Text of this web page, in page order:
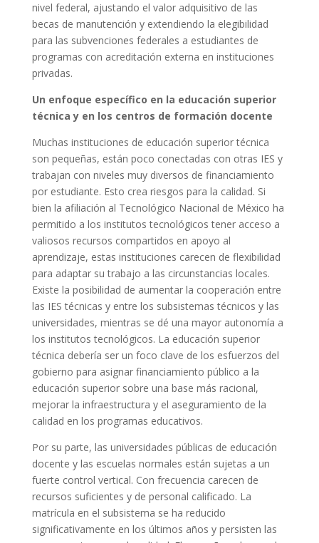
nivel federal, ajustando el valor adquisitivo de las
becas de manutención y extendiendo la elegibilidad
para las subvenciones federales a estudiantes de
programas con acreditación externa en instituciones
privadas.
Un enfoque específico en la educación superior
técnica y en los centros de formación docente
Muchas instituciones de educación superior técnica
son pequeñas, están poco conectadas con otras IES y
trabajan con niveles muy diversos de financiamiento
por estudiante. Esto crea riesgos para la calidad. Si
bien la afiliación al Tecnológico Nacional de México ha
permitido a los institutos tecnológicos tener acceso a
valiosos recursos compartidos en apoyo al
aprendizaje, estas instituciones carecen de flexibilidad
para adaptar su trabajo a las circunstancias locales.
Existe la posibilidad de aumentar la cooperación entre
las IES técnicas y entre los subsistemas técnicos y las
universidades, mientras se dé una mayor autonomía a
los institutos tecnológicos. La educación superior
técnica debería ser un foco clave de los esfuerzos del
gobierno para asignar financiamiento público a la
educación superior sobre una base más racional,
mejorar la infraestructura y el aseguramiento de la
calidad en los programas educativos.
Por su parte, las universidades públicas de educación
docente y las escuelas normales están sujetas a un
fuerte control vertical. Con frecuencia carecen de
recursos suficientes y de personal calificado. La
matrícula en el subsistema se ha reducido
significativamente en los últimos años y persisten las